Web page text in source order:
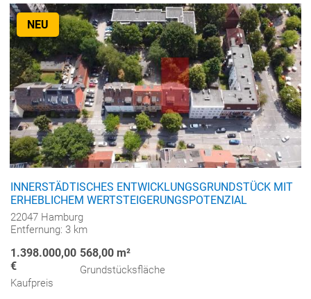
NEU
INNERSTÄDTISCHES ENTWICKLUNGSGRUNDSTÜCK MIT
ERHEBLICHEM WERTSTEIGERUNGSPOTENZIAL
22047 Hamburg
Entfernung: 3 km
1.398.000,00
€
Kaufpreis
568,00 m²
Grundstücksfläche